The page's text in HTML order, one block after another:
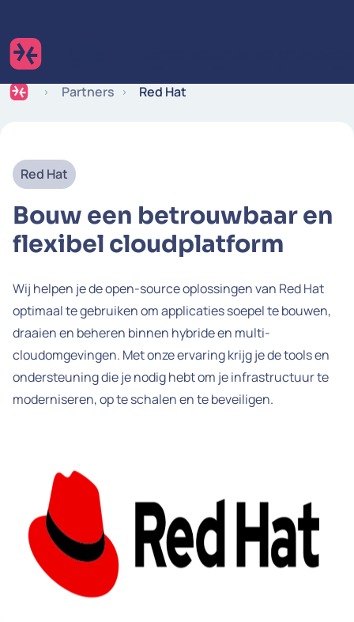
Partners Red Hat
Red Hat
Bouw een betrouwbaar en
flexibel cloudplatform
Wij helpen je de open-source oplossingen van Red Hat
optimaal te gebruiken om applicaties soepel te bouwen,
draaien en beheren binnen hybride en multi-
cloudomgevingen. Met onze ervaring krijg je de tools en
ondersteuning die je nodig hebt om je infrastructuur te
moderniseren, op te schalen en te beveiligen.